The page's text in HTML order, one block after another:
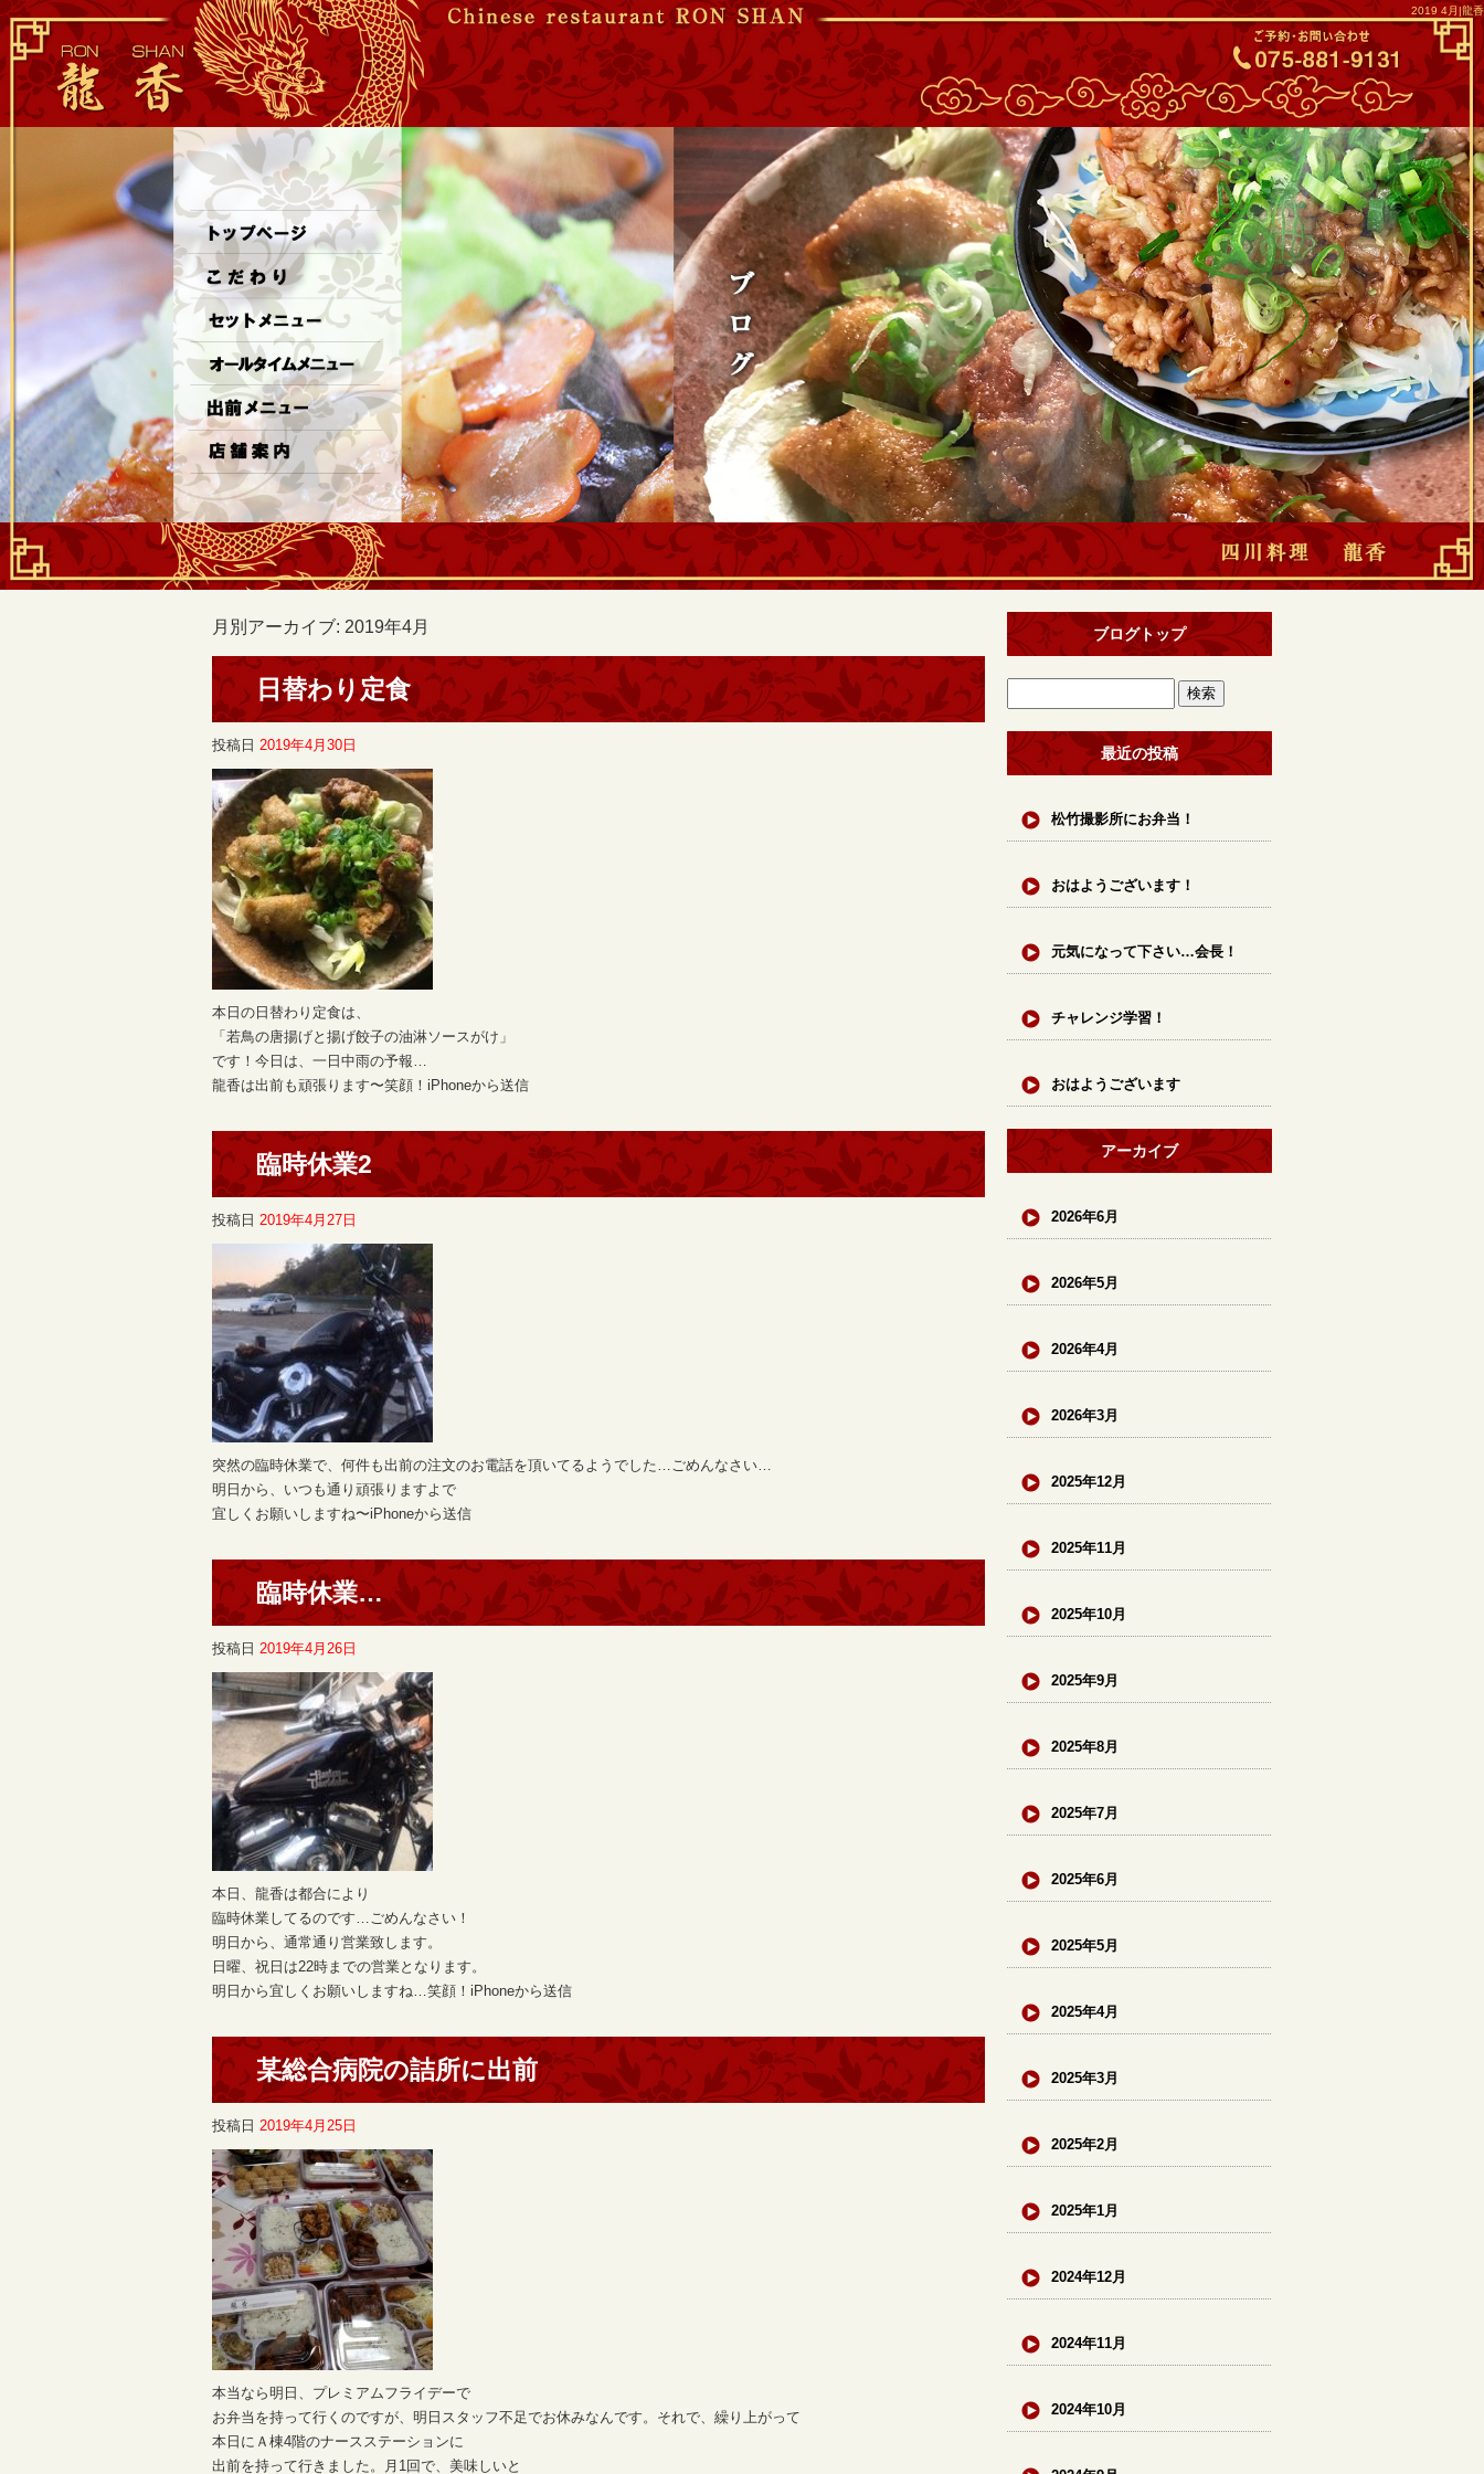
2019 4月|龍香
月別アーカイブ: 2019年4月
日替わり定食
投稿日 2019年4月30日
本日の日替わり定食は、
「若鳥の唐揚げと揚げ餃子の油淋ソースがけ」
です！今日は、一日中雨の予報…
龍香は出前も頑張ります〜笑顔！iPhoneから送信
臨時休業2
投稿日 2019年4月27日
突然の臨時休業で、何件も出前の注文のお電話を頂いてるようでした…ごめんなさい…
明日から、いつも通り頑張りますよで
宜しくお願いしますね〜iPhoneから送信
臨時休業…
投稿日 2019年4月26日
本日、龍香は都合により
臨時休業してるのです…ごめんなさい！
明日から、通常通り営業致します。
日曜、祝日は22時までの営業となります。
明日から宜しくお願いしますね…笑顔！iPhoneから送信
某総合病院の詰所に出前
投稿日 2019年4月25日
本当なら明日、プレミアムフライデーで
お弁当を持って行くのですが、明日スタッフ不足でお休みなんです。それで、繰り上がって
本日にＡ棟4階のナースステーションに
出前を持って行きました。月1回で、美味しいと
ブログトップ
最近の投稿
松竹撮影所にお弁当！
おはようございます！
元気になって下さい…会長！
チャレンジ学習！
おはようございます
アーカイブ
2026年6月
2026年5月
2026年4月
2026年3月
2025年12月
2025年11月
2025年10月
2025年9月
2025年8月
2025年7月
2025年6月
2025年5月
2025年4月
2025年3月
2025年2月
2025年1月
2024年12月
2024年11月
2024年10月